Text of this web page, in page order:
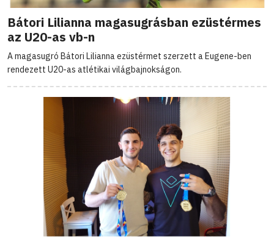
Bátori Lilianna magasugrásban ezüstérmes
az U20-as vb-n
A magasugró Bátori Lilianna ezüstérmet szerzett a Eugene-ben
rendezett U20-as atlétikai világbajnokságon.